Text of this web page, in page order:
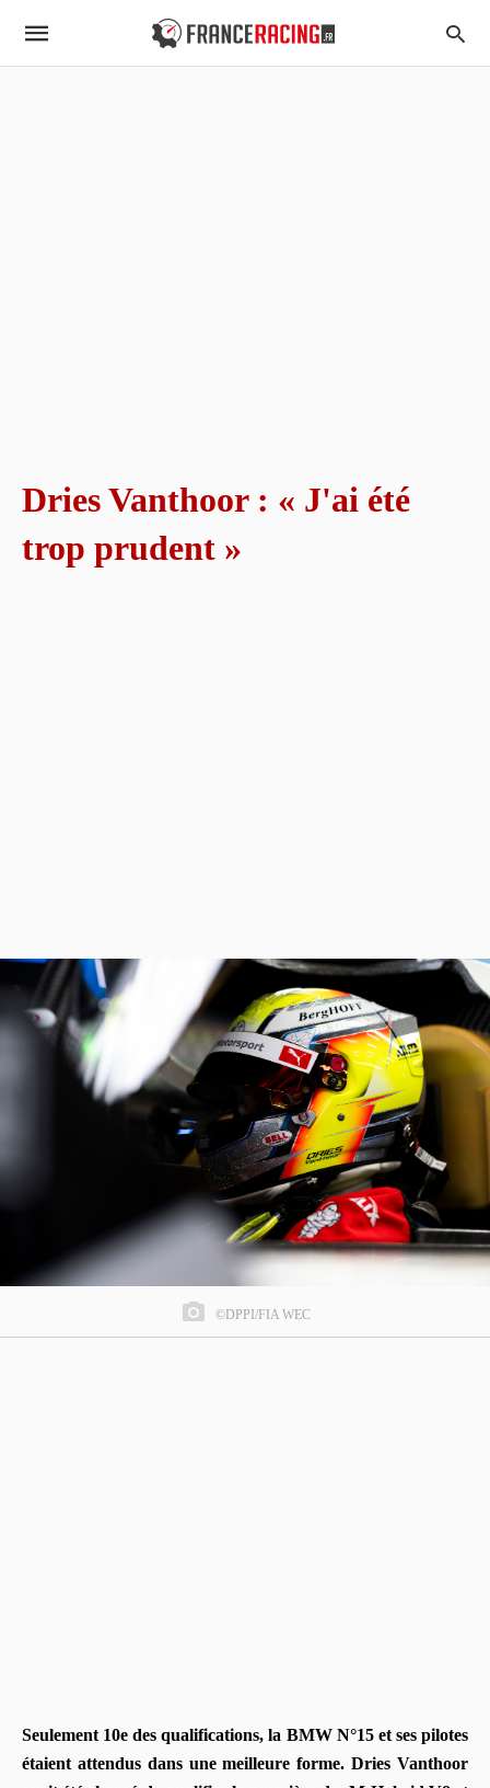
Dries Vanthoor : « J'ai été
trop prudent »
©DPPI/FIA WEC
Seulement 10e des qualifications, la BMW N°15 et ses pilotes
étaient attendus dans une meilleure forme. Dries Vanthoor